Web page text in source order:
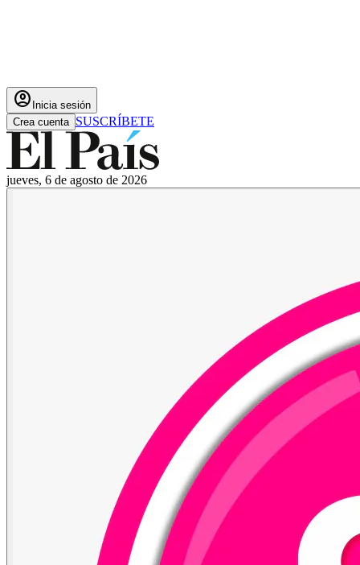
account_circle Inicia sesión
Crea cuenta SUSCRÍBETE
jueves, 6 de agosto de 2026